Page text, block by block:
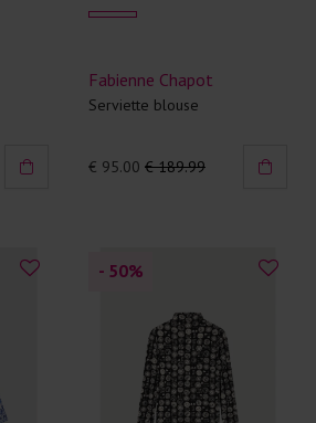
Fabienne Chapot
Serviette blouse
€ 95.00 € 189.99
- 50%